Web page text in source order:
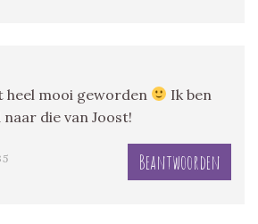
heel mooi geworden
Ik ben
die van Joost!
Beantwoorden